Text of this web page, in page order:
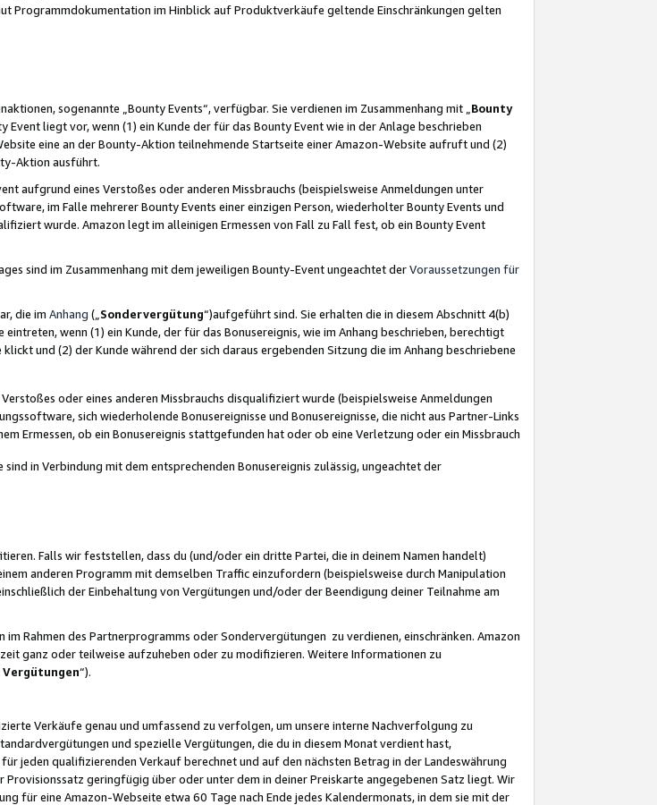
Programmdokumentation im Hinblick auf Produktverkäufe geltende Einschränkungen gelten
sogenannte „Bounty Events“, verfügbar. Sie verdienen im Zusammenhang mit „ Bounty
liegt vor, wenn (1) ein Kunde der für das Bounty Event wie in der Anlage beschrieben
eine an der Bounty-Aktion teilnehmende Startseite einer Amazon-Website aufruft und (2)
Aktion ausführt.
aufgrund eines Verstoßes oder anderen Missbrauchs (beispielsweise Anmeldungen unter
im Falle mehrerer Bounty Events einer einzigen Person, wiederholter Bounty Events und
wurde. Amazon legt im alleinigen Ermessen von Fall zu Fall fest, ob ein Bounty Event
sind im Zusammenhang mit dem jeweiligen Bounty-Event ungeachtet derVoraussetzungen für
die im Anhang („ Sondervergütung“)aufgeführt sind. Sie erhalten die in diesem Abschnitt 4(b)
eintreten, wenn (1) ein Kunde, der für das Bonusereignis, wie im Anhang beschrieben, berechtigt
und (2) der Kunde während der sich daraus ergebenden Sitzung die im Anhang beschriebene
oder eines anderen Missbrauchs disqualifiziert wurde (beispielsweise Anmeldungen
sich wiederholende Bonusereignisse und Bonusereignisse, die nicht aus Partner-Links
Ermessen, ob ein Bonusereignis stattgefunden hat oder ob eine Verletzung oder ein Missbrauch
in Verbindung mit dem entsprechenden Bonusereignis zulässig, ungeachtet der
Falls wir feststellen, dass du (und/oder ein dritte Partei, die in deinem Namen handelt)
anderen Programm mit demselben Traffic einzufordern (beispielsweise durch Manipulation
der Einbehaltung von Vergütungen und/oder der Beendigung deiner Teilnahme am
Rahmen des Partnerprogramms oder Sondervergütungen zu verdienen, einschränken. Amazon
ganz oder teilweise aufzuheben oder zu modifizieren. Weitere Informationen zu
“).
Verkäufe genau und umfassend zu verfolgen, um unsere interne Nachverfolgung zu
und spezielle Vergütungen, die du in diesem Monat verdient hast,
jeden qualifizierenden Verkauf berechnet und auf den nächsten Betrag in der Landeswährung
geringfügig über oder unter dem in deiner Preiskarte angegebenen Satz liegt. Wir
für eine Amazon-Webseite etwa 60 Tage nach Ende jedes Kalendermonats, in dem sie mit der